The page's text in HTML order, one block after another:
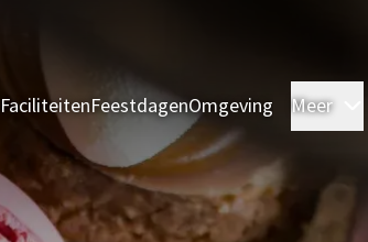
FaciliteitenFeestdagenOmgeving Meer